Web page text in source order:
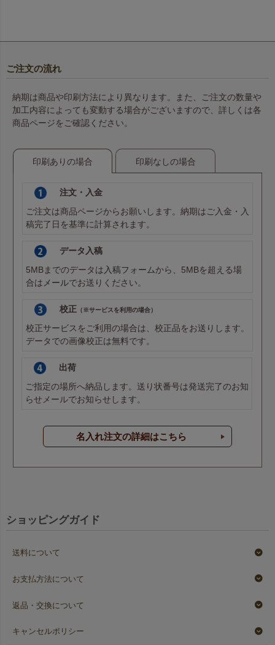
ご注文の流れ
納期は商品や印刷方法により異なります。また、ご注文の数量や
加工内容によっても変動する場合がございますので、詳しくは各
商品ページをご確認ください。
印刷ありの場合 印刷なしの場合
注文・入金
ご注文は商品ページからお願いします。納期はご入金・入
稿完了日を基準に計算されます。
データ入稿
5MBまでのデータは 入稿フォームから、5MBを超える場
合は メールでお送りください。
校正 （※サービスを利用の場合）
校正サービスをご利用の場合は、校正品をお送りします。
データでの画像校正は無料です。
出荷
ご指定の場所へ納品します。送り状番号は発送完了のお知
らせメールでお知らせします。
名入れ注文の詳細はこちら
ショッピングガイド
送料について
お支払方法について
返品・交換について
キャンセルポリシー